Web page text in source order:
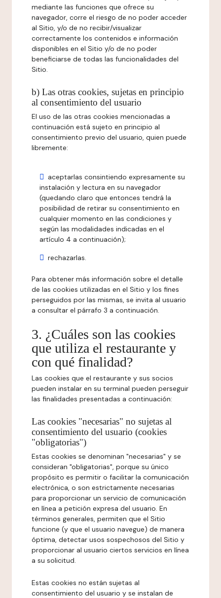
mediante las funciones que ofrece su
navegador, corre el riesgo de no poder acceder
al Sitio, y/o de no recibir/visualizar
correctamente los contenidos e información
disponibles en el Sitio y/o de no poder
beneficiarse de todas las funcionalidades del
Sitio.
b) Las otras cookies, sujetas en principio
al consentimiento del usuario
El uso de las otras cookies mencionadas a
continuación está sujeto en principio al
consentimiento previo del usuario, quien puede
libremente:
aceptarlas consintiendo expresamente su
instalación y lectura en su navegador
(quedando claro que entonces tendrá la
posibilidad de retirar su consentimiento en
cualquier momento en las condiciones y
según las modalidades indicadas en el
artículo 4 a continuación);
rechazarlas.
Para obtener más información sobre el detalle
de las cookies utilizadas en el Sitio y los fines
perseguidos por las mismas, se invita al usuario
a consultar el párrafo 3 a continuación.
3. ¿Cuáles son las cookies
que utiliza el restaurante y
con qué finalidad?
Las cookies que el restaurante y sus socios
pueden instalar en su terminal pueden perseguir
las finalidades presentadas a continuación:
Las cookies "necesarias" no sujetas al
consentimiento del usuario (cookies
"obligatorias")
Estas cookies se denominan "necesarias" y se
consideran "obligatorias", porque su único
propósito es permitir o facilitar la comunicación
electrónica, o son estrictamente necesarias
para proporcionar un servicio de comunicación
en línea a petición expresa del usuario. En
términos generales, permiten que el Sitio
funcione (y que el usuario navegue) de manera
óptima, detectar usos sospechosos del Sitio y
proporcionar al usuario ciertos servicios en línea
a su solicitud.
Estas cookies no están sujetas al
consentimiento del usuario y se instalan de